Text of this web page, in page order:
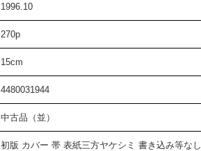
1996.10
270p
15cm
4480031944
中古品（並）
初版 カバー 帯 表紙三方ヤケシミ 書き込み等なし